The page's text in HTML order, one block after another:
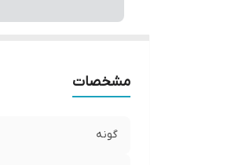
مشخصات
گونه